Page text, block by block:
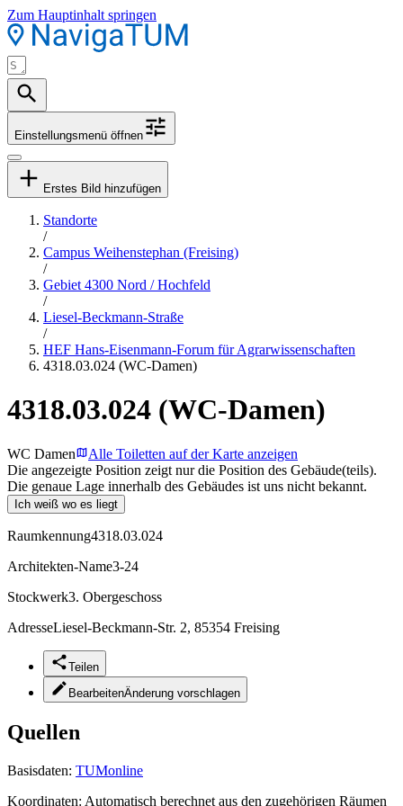
Zum Hauptinhalt springen
Einstellungsmenü öffnen
Erstes Bild hinzufügen
Standorte
/
Campus Weihenstephan (Freising)
/
Gebiet 4300 Nord / Hochfeld
/
Liesel-Beckmann-Straße
/
HEF Hans-Eisenmann-Forum für Agrarwissenschaften
4318.03.024 (WC-Damen)
4318.03.024 (WC-Damen)
WC Damen
Alle Toiletten auf der Karte anzeigen
Die angezeigte Position zeigt nur die Position des Gebäude(teils).
Die genaue Lage innerhalb des Gebäudes ist uns nicht bekannt.
Ich weiß wo es liegt
Raumkennung4318.03.024
Architekten-Name3-24
Stockwerk3. Obergeschoss
AdresseLiesel-Beckmann-Str. 2, 85354 Freising
Teilen
BearbeitenÄnderung vorschlagen
Quellen
Basisdaten: TUMonline
Koordinaten: Automatisch berechnet aus den zugehörigen Räumen